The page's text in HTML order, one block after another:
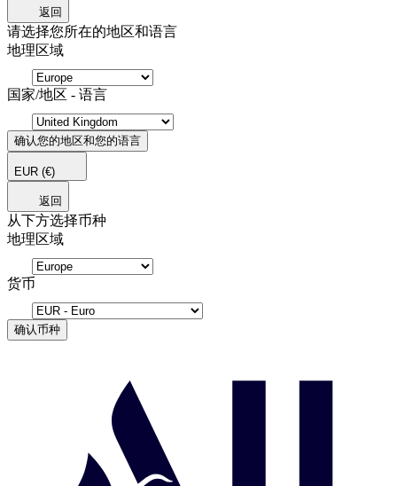
返回
请选择您所在的地区和语言
地理区域
国家/地区 - 语言
确认您的地区和您的语言
EUR (€)
返回
从下方选择币种
地理区域
货币
确认币种